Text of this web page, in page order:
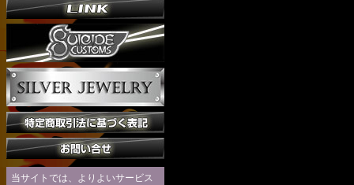
当サイトでは、よりよいサービス